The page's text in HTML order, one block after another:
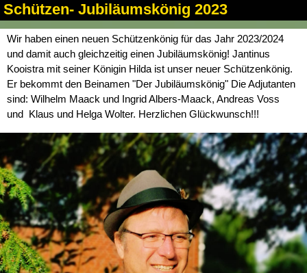
Schützen- Jubiläumskönig 2023
Wir haben einen neuen Schützenkönig für das Jahr 2023/2024
und damit auch gleichzeitig einen Jubiläumskönig! Jantinus
Kooistra mit seiner Königin Hilda ist unser neuer Schützenkönig.
Er bekommt den Beinamen "Der Jubiläumskönig" Die Adjutanten
sind: Wilhelm Maack und Ingrid Albers-Maack, Andreas Voss
und Klaus und Helga Wolter. Herzlichen Glückwunsch!!!